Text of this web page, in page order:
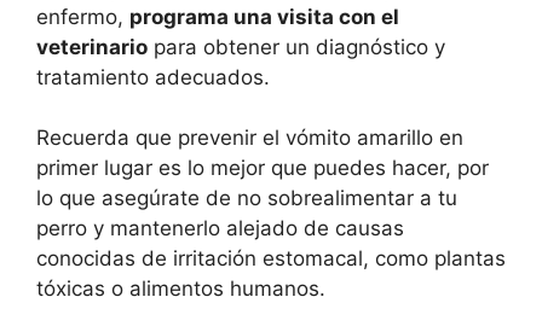
enfermo, programa una visita con el
veterinario para obtener un diagnóstico y
tratamiento adecuados.
Recuerda que prevenir el vómito amarillo en
primer lugar es lo mejor que puedes hacer, por
lo que asegúrate de no sobrealimentar a tu
perro y mantenerlo alejado de causas
conocidas de irritación estomacal, como plantas
tóxicas o alimentos humanos.